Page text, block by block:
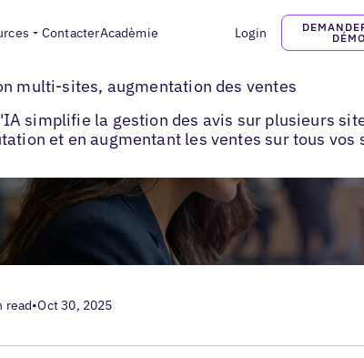
ContacterAcadèmie Login
DÉMO
> Comment utiliser l’IA pour la gestion des avis
multi-sites, augmentation des ventes
simplifie la gestion des avis sur plusieurs
et en augmentant les ventes sur tous vos
read•Oct 30, 2025